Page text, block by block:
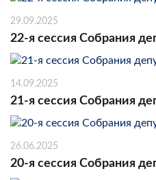
29.09.2025
22-я сессия Собрания
14.09.2025
21-я сессия Собрания
26.06.2025
20-я сессия Собрания